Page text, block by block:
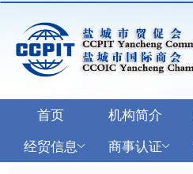
首页 机构简介
经贸信息
商事认证